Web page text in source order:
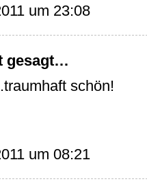
um 23:08
gesagt…
schön!
um 08:21